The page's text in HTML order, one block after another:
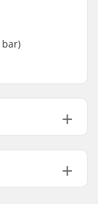
bar)
opona